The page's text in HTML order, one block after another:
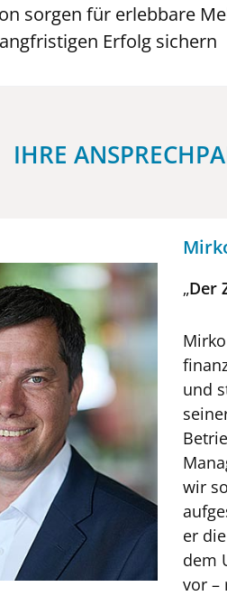
sorgen für erlebbare
Erfolg sichern
IHRE
„Der
und
wir
er
dem
vor –